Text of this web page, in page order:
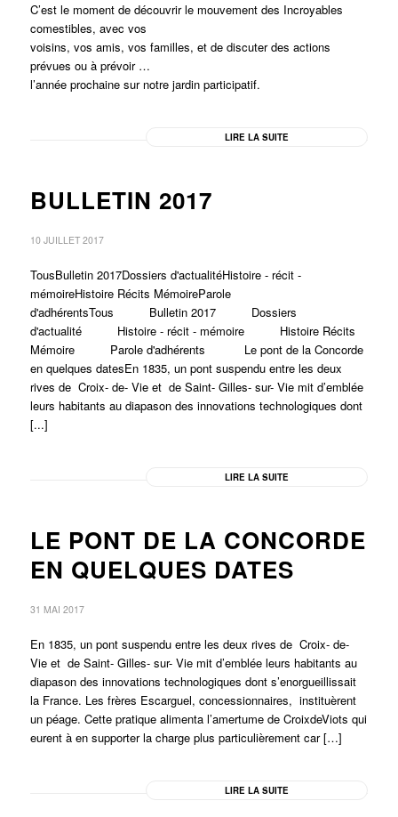
C’est le moment de découvrir le mouvement des Incroyables
comestibles, avec vos
voisins, vos amis, vos familles, et de discuter des actions
prévues ou à prévoir …
l’année prochaine sur notre jardin participatif.
LIRE LA SUITE
BULLETIN 2017
10 JUILLET 2017
TousBulletin 2017Dossiers d'actualitéHistoire - récit -
mémoireHistoire Récits MémoireParole
d'adhérentsTous Bulletin 2017 Dossiers
d'actualité Histoire - récit - mémoire Histoire Récits
Mémoire Parole d'adhérents Le pont de la Concorde
en quelques datesEn 1835, un pont suspendu entre les deux
rives de Croix- de- Vie et de Saint- Gilles- sur- Vie mit d’emblée
leurs habitants au diapason des innovations technologiques dont
[...]
LIRE LA SUITE
LE PONT DE LA CONCORDE
EN QUELQUES DATES
31 MAI 2017
En 1835, un pont suspendu entre les deux rives de Croix- de-
Vie et de Saint- Gilles- sur- Vie mit d’emblée leurs habitants au
diapason des innovations technologiques dont s’enorgueillissait
la France. Les frères Escarguel, concessionnaires, instituèrent
un péage. Cette pratique alimenta l’amertume de CroixdeViots qui
eurent à en supporter la charge plus particulièrement car […]
LIRE LA SUITE